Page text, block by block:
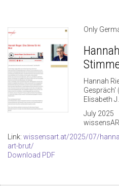
Only
Hannah
Gespräch'
Elisabeth
July 2025
Link: wissensart.at/2025/07/
art-brut/
Download PDF